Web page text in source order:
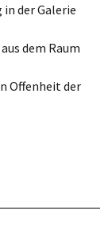
der Galerie
dem Raum
Offenheit der